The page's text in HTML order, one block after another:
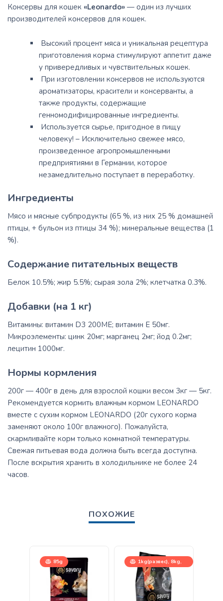
Консервы для кошек «Leonardo» — один из лучших
производителей консервов для кошек.
Высокий процент мяса и уникальная рецептура
приготовления корма стимулируют аппетит даже
у привередливых и чувствительных кошек.
При изготовлении консервов не используются
ароматизаторы, красители и консерванты, а
также продукты, содержащие
генномодифицированные ингредиенты.
Используется сырье, пригодное в пищу
человеку! – Исключительно свежее мясо,
произведенное агропромышленными
предприятиями в Германии, которое
незамедлительно поступает в переработку.
Ингредиенты
Мясо и мясные субпродукты (65 %, из них 25 % домашней
птицы, + бульон из птицы 34 %); минеральные вещества (1
%).
Содержание питательных веществ
Белок 10.5%; жир 5.5%; сырая зола 2%; клетчатка 0.3%.
Добавки (на 1 кг)
Витамины: витамин D3 200ME; витамин E 50мг.
Микроэлементы: цинк 20мг; марганец 2мг; йод 0.2мг;
лецитин 1000мг.
Нормы кормления
200г — 400г в день для взрослой кошки весом 3кг — 5кг.
Рекомендуется кормить влажным кормом LEONARDO
вместе с сухим кормом LEONARDO (20г сухого корма
заменяют около 100г влажного). Пожалуйста,
скармливайте корм только комнатной температуры.
Свежая питьевая вода должна быть всегда доступна.
После вскрытия хранить в холодильнике не более 24
часов.
ПОХОЖИЕ
85g
1kg(развес), 8kg,
400g, 2kg